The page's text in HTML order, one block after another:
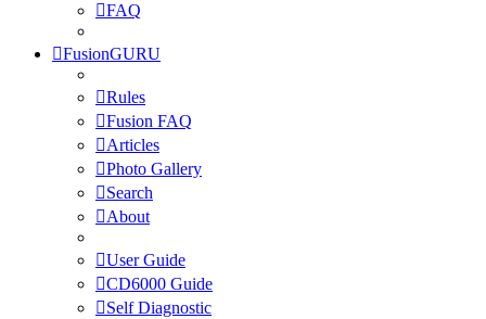
FAQ
FusionGURU
Rules
Fusion FAQ
Articles
Photo Gallery
Search
About
User Guide
CD6000 Guide
Self Diagnostic